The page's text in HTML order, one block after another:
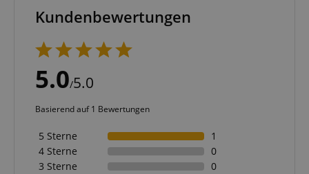
Kundenbewertungen
5.0/5.0
Basierend auf 1 Bewertungen
5 Sterne
1
4 Sterne
0
3 Sterne
0